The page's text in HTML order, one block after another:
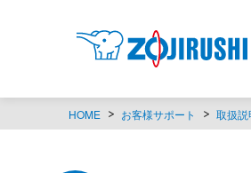
HOME お客様サポート 取扱説